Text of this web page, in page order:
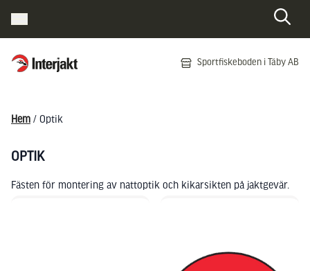
Interjakt SE Sportfiskeboden i Täby AB
Hem / Optik
OPTIK
Fästen för montering av nattoptik och kikarsikten på jaktgevär.